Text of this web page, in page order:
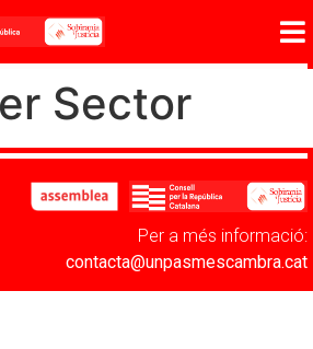
Sector
Per a més informació:
contacta@unpasmescambra.cat